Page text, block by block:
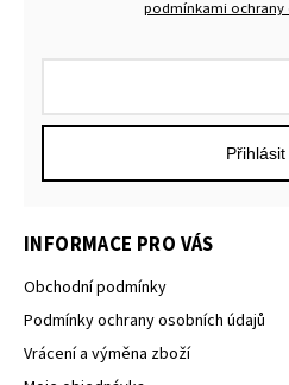
podmínkami ochrany
Přihlásit
INFORMACE PRO VÁS
Obchodní podmínky
Podmínky ochrany osobních údajů
Vrácení a výměna zboží